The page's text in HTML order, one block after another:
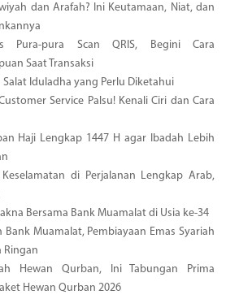
dan Arafah? Ini Keutamaan, Niat, dan
Pura-pura Scan QRIS, Begini Cara
Saat Transaksi
Salat Iduladha yang Perlu Diketahui
Service Palsu! Kenali Ciri dan Cara
Haji Lengkap 1447 H agar Ibadah Lebih
di Perjalanan Lengkap Arab,
Bersama Bank Muamalat di Usia ke-34
Bank Muamalat, Pembiayaan Emas Syariah
Ringan
Hewan Qurban, Ini Tabungan Prima
Hewan Qurban 2026